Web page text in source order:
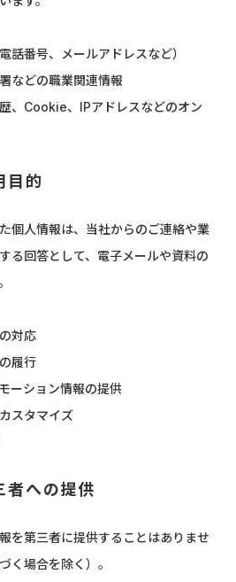
話番号、メールアドレスなど）
などの職業関連情報
、Cookie、IPアドレスなどのオン
目的
個人情報は、当社からのご連絡や業
る回答として、電子メールや資料の
対応
履行
ーション情報の提供
スタマイズ
者への提供
を第三者に提供することはありませ
く場合を除く）。